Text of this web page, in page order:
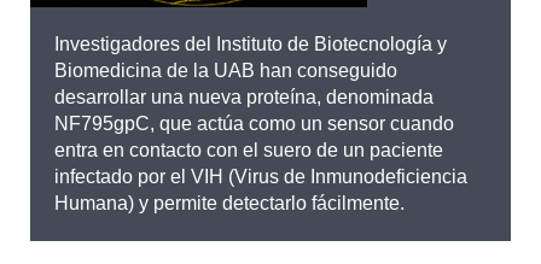
Investigadores del Instituto de Biotecnología y
Biomedicina de la UAB han conseguido
desarrollar una nueva proteína, denominada
NF795gpC, que actúa como un sensor cuando
entra en contacto con el suero de un paciente
infectado por el VIH (Virus de Inmunodeficiencia
Humana) y permite detectarlo fácilmente.